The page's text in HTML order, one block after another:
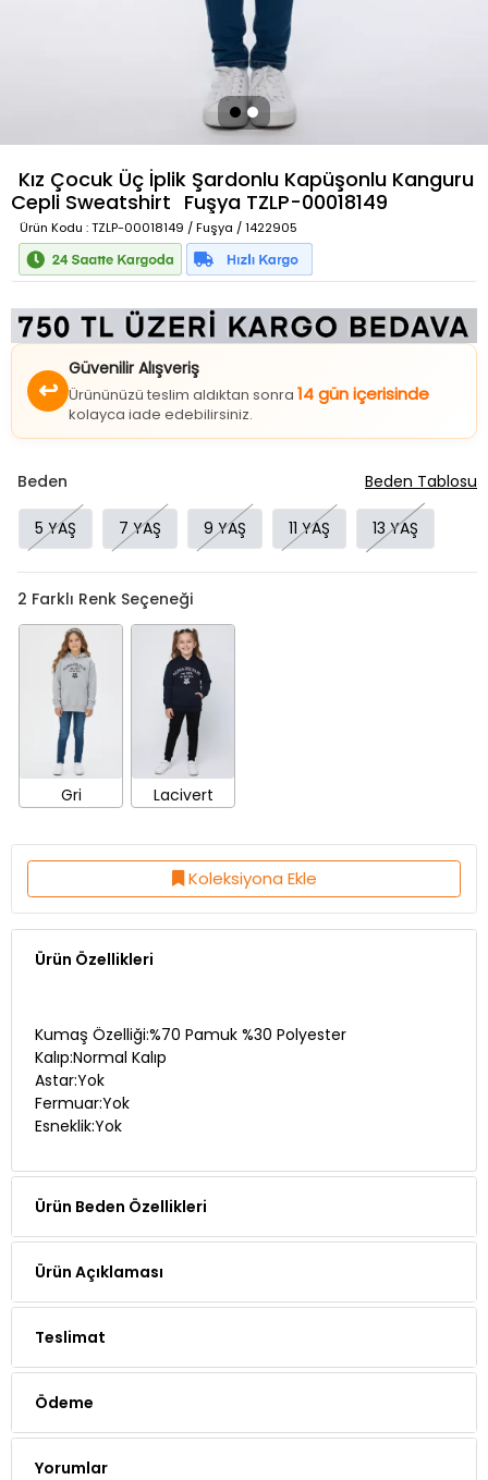
Kız Çocuk Üç İplik Şardonlu Kapüşonlu Kanguru
Cepli Sweatshirt Fuşya TZLP-00018149
Ürün Kodu : TZLP-00018149 / Fuşya / 1422905
↩
Güvenilir Alışveriş
Ürününüzü teslim aldıktan sonra 14 gün içerisinde
kolayca iade edebilirsiniz.
Beden
5 YAŞ 7 YAŞ 9 YAŞ 11 YAŞ 13 YAŞ
Beden Tablosu
2 Farklı Renk Seçeneği
Gri Lacivert
Koleksiyona Ekle
Ürün Özellikleri
Kumaş Özelliği:%70 Pamuk %30 Polyester
Kalıp:Normal Kalıp
Astar:Yok
Fermuar:Yok
Esneklik:Yok
Ürün Beden Özellikleri
Ürün Açıklaması
Teslimat
Ödeme
Yorumlar